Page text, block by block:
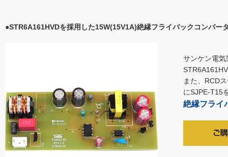
●STR6A161HVDを採用した15W(15V1A)絶縁フライバックコンバー
サンケン電
また、RCD
にSJPE-T15
絶縁フライ